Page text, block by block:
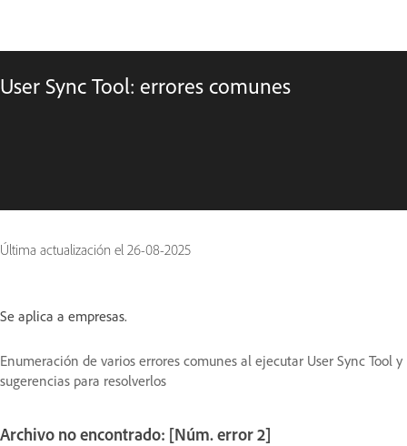
User Sync Tool: errores comunes
Última actualización el 26-08-2025
Se aplica a empresas.
Enumeración de varios errores comunes al ejecutar User Sync Tool y
sugerencias para resolverlos
Archivo no encontrado: [Núm. error 2]